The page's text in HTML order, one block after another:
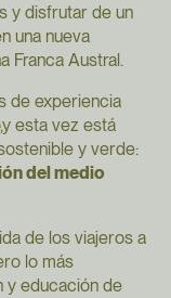
y disfrutar de un
una nueva
Franca Austral.
de experiencia
esta vez está
y verde:
del medio
de los viajeros a
lo más
y educación de